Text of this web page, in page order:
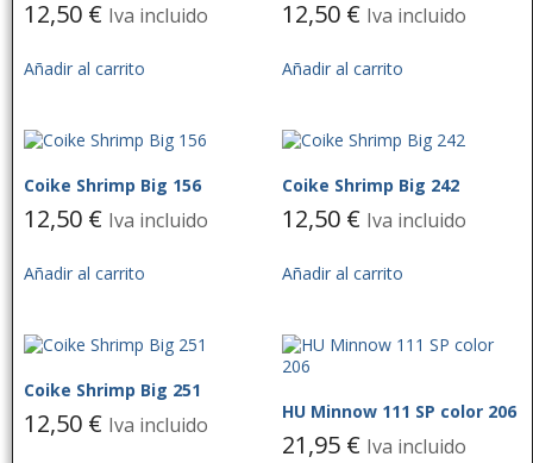
12,50 € Iva incluido
Añadir al carrito
12,50 € Iva incluido
Añadir al carrito
Coike Shrimp Big 156
12,50 € Iva incluido
Añadir al carrito
Coike Shrimp Big 242
12,50 € Iva incluido
Añadir al carrito
Coike Shrimp Big 251
12,50 € Iva incluido
HU Minnow 111 SP color 206
21,95 € Iva incluido